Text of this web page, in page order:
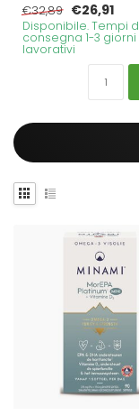
€32,89 €26,91
Disponibile. Tempi
consegna 1-3 giorni
lavorativi